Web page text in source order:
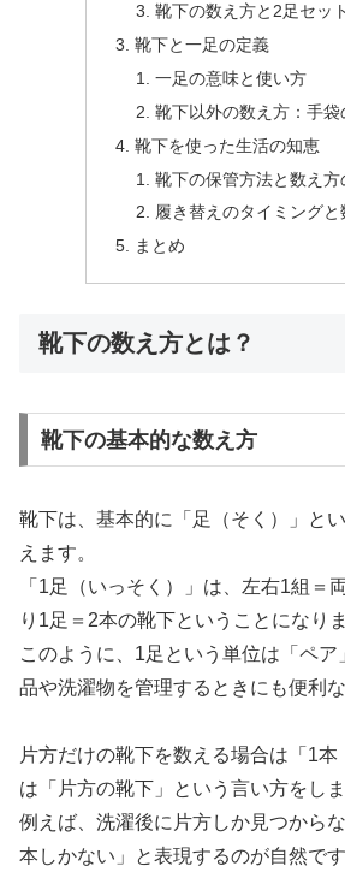
靴下の数え方と2足セッ
靴下と一足の定義
一足の意味と使い方
靴下以外の数え方：手袋
靴下を使った生活の知恵
靴下の保管方法と数え方
履き替えのタイミングと
まとめ
靴下の数え方とは？
靴下の基本的な数え方
靴下は、基本的に「足（そく）」と
えます。
「1足（いっそく）」は、左右1組＝
り1足＝2本の靴下ということになりま
このように、1足という単位は「ペ
品や洗濯物を管理するときにも便利な
片方だけの靴下を数える場合は「1本
は「片方の靴下」という言い方をしま
例えば、洗濯後に片方しか見つから
本しかない」と表現するのが自然です